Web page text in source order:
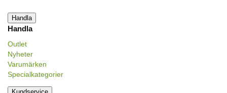
Handla
Handla
Outlet
Nyheter
Varumärken
Specialkategorier